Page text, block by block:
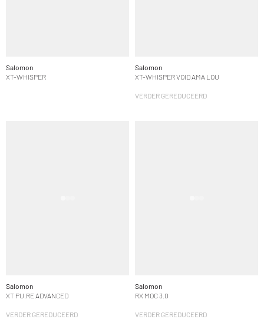
Salomon
XT-WHISPER
Salomon
XT-WHISPER VOID AMA LOU
VERDER GEREDUCEERD
Salomon
XT PU.RE ADVANCED
VERDER GEREDUCEERD
Salomon
RX MOC 3.0
VERDER GEREDUCEERD